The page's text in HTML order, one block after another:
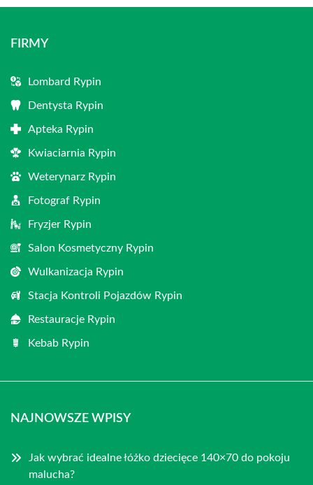
FIRMY
Lombard Rypin
Dentysta Rypin
Apteka Rypin
Kwiaciarnia Rypin
Weterynarz Rypin
Fotograf Rypin
Fryzjer Rypin
Salon Kosmetyczny Rypin
Wulkanizacja Rypin
Stacja Kontroli Pojazdów Rypin
Restauracje Rypin
Kebab Rypin
NAJNOWSZE WPISY
Jak wybrać idealne łóżko dziecięce 140×70 do pokoju
malucha?